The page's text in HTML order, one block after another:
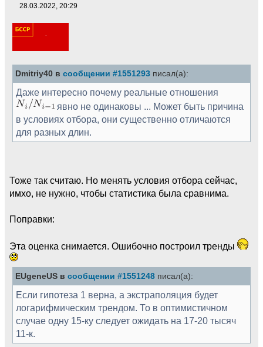
28.03.2022, 20:29
Dmitriy40 в сообщении #1551293 писал(а):
Даже интересно почему реальные отношения
явно не одинаковы ... Может быть причина
в условиях отбора, они существенно отличаются
для разных длин.
Тоже так считаю. Но менять условия отбора сейчас,
имхо, не нужно, чтобы статистика была сравнима.
Поправки:
Эта оценка снимается. Ошибочно построил тренды
EUgeneUS в сообщении #1551248 писал(а):
Если гипотеза 1 верна, а экстраполяция будет
логарифмическим трендом. То в оптимистичном
случае одну 15-ку следует ожидать на 17-20 тысяч
11-к.